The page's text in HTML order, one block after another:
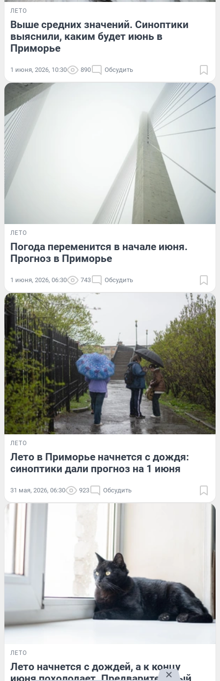
ЛЕТО
Выше средних значений. Синоптики
выяснили, каким будет июнь в
Приморье
1 июня, 2026, 10:30 890 Обсудить
ЛЕТО
Погода переменится в начале июня.
Прогноз в Приморье
1 июня, 2026, 06:30 743 Обсудить
ЛЕТО
Лето в Приморье начнется с дождя:
синоптики дали прогноз на 1 июня
31 мая, 2026, 06:30 923 Обсудить
ЛЕТО
Лето начнется с дождей, а к концу